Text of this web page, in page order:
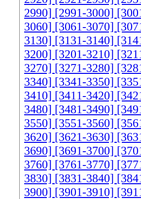
2990] [2991-3000]
3060] [3061-3070]
3130] [3131-3140]
3200] [3201-3210]
3270] [3271-3280]
3340] [3341-3350]
3410] [3411-3420]
3480] [3481-3490]
3550] [3551-3560]
3620] [3621-3630]
3690] [3691-3700]
3760] [3761-3770]
3830] [3831-3840]
3900] [3901-3910]